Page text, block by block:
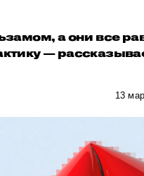
а они все
—
13